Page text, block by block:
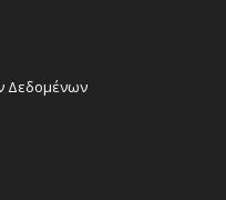
Δεδομένων